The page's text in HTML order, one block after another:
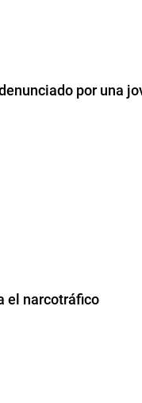
por una
el narcotráfico